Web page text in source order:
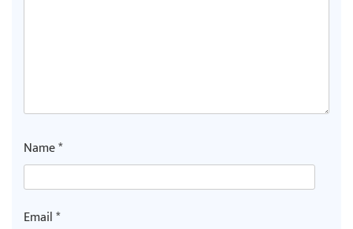
सिरानचोक गाउँपालिका पूर्व अध्यक्ष गुरुङलाई
Name*
Email*